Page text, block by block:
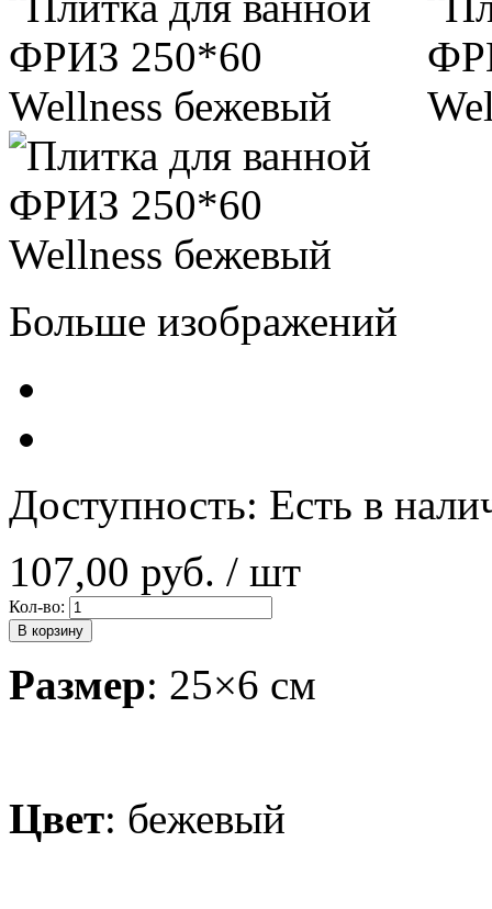
Больше изображений
Доступность: Есть в
107,00 руб. / шт
Кол-во:
В корзину
Размер: 25×6 см
Цвет: бежевый